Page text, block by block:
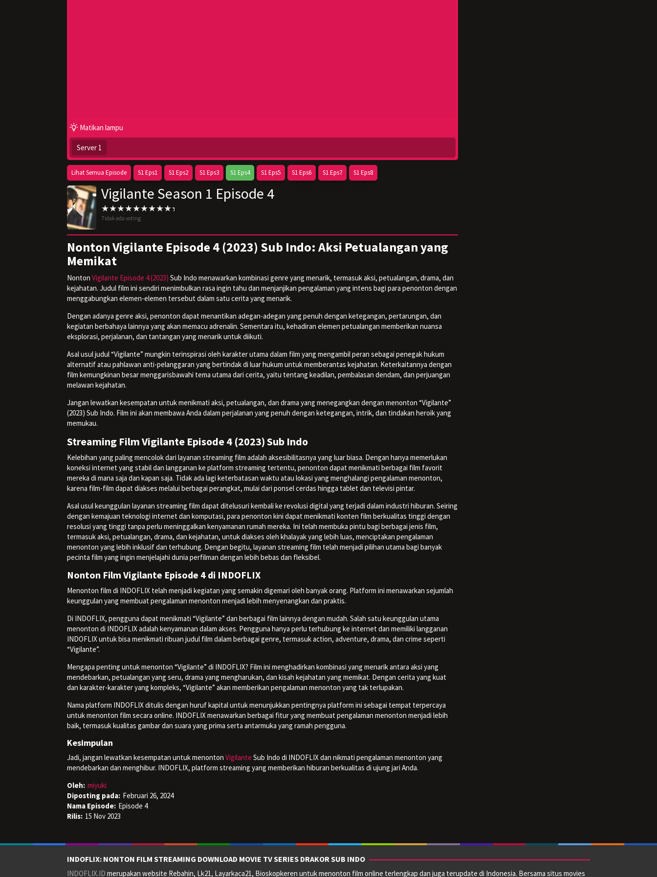
Matikan lampu
Server 1
Lihat Semua Episode S1 Eps1 S1 Eps2 S1 Eps3 S1 Eps4 S1 Eps5 S1 Eps6 S1 Eps7 S1 Eps8
Vigilante Season 1 Episode 4
Tidak ada voting
Nonton Vigilante Episode 4 (2023) Sub Indo: Aksi Petualangan yang
Memikat
Nonton Vigilante Episode 4 (2023) Sub Indo menawarkan kombinasi genre yang menarik, termasuk aksi, petualangan, drama, dan
kejahatan. Judul film ini sendiri menimbulkan rasa ingin tahu dan menjanjikan pengalaman yang intens bagi para penonton dengan
menggabungkan elemen-elemen tersebut dalam satu cerita yang menarik.
Dengan adanya genre aksi, penonton dapat menantikan adegan-adegan yang penuh dengan ketegangan, pertarungan, dan
kegiatan berbahaya lainnya yang akan memacu adrenalin. Sementara itu, kehadiran elemen petualangan memberikan nuansa
eksplorasi, perjalanan, dan tantangan yang menarik untuk diikuti.
Asal usul judul “Vigilante” mungkin terinspirasi oleh karakter utama dalam film yang mengambil peran sebagai penegak hukum
alternatif atau pahlawan anti-pelanggaran yang bertindak di luar hukum untuk memberantas kejahatan. Keterkaitannya dengan
film kemungkinan besar menggarisbawahi tema utama dari cerita, yaitu tentang keadilan, pembalasan dendam, dan perjuangan
melawan kejahatan.
Jangan lewatkan kesempatan untuk menikmati aksi, petualangan, dan drama yang menegangkan dengan menonton “Vigilante”
(2023) Sub Indo. Film ini akan membawa Anda dalam perjalanan yang penuh dengan ketegangan, intrik, dan tindakan heroik yang
memukau.
Streaming Film Vigilante Episode 4 (2023) Sub Indo
Kelebihan yang paling mencolok dari layanan streaming film adalah aksesibilitasnya yang luar biasa. Dengan hanya memerlukan
koneksi internet yang stabil dan langganan ke platform streaming tertentu, penonton dapat menikmati berbagai film favorit
mereka di mana saja dan kapan saja. Tidak ada lagi keterbatasan waktu atau lokasi yang menghalangi pengalaman menonton,
karena film-film dapat diakses melalui berbagai perangkat, mulai dari ponsel cerdas hingga tablet dan televisi pintar.
Asal usul keunggulan layanan streaming film dapat ditelusuri kembali ke revolusi digital yang terjadi dalam industri hiburan. Seiring
dengan kemajuan teknologi internet dan komputasi, para penonton kini dapat menikmati konten film berkualitas tinggi dengan
resolusi yang tinggi tanpa perlu meninggalkan kenyamanan rumah mereka. Ini telah membuka pintu bagi berbagai jenis film,
termasuk aksi, petualangan, drama, dan kejahatan, untuk diakses oleh khalayak yang lebih luas, menciptakan pengalaman
menonton yang lebih inklusif dan terhubung. Dengan begitu, layanan streaming film telah menjadi pilihan utama bagi banyak
pecinta film yang ingin menjelajahi dunia perfilman dengan lebih bebas dan fleksibel.
Nonton Film Vigilante Episode 4 di INDOFLIX
Menonton film di INDOFLIX telah menjadi kegiatan yang semakin digemari oleh banyak orang. Platform ini menawarkan sejumlah
keunggulan yang membuat pengalaman menonton menjadi lebih menyenangkan dan praktis.
Di INDOFLIX, pengguna dapat menikmati “Vigilante” dan berbagai film lainnya dengan mudah. Salah satu keunggulan utama
menonton di INDOFLIX adalah kenyamanan dalam akses. Pengguna hanya perlu terhubung ke internet dan memiliki langganan
INDOFLIX untuk bisa menikmati ribuan judul film dalam berbagai genre, termasuk action, adventure, drama, dan crime seperti
“Vigilante”.
Mengapa penting untuk menonton “Vigilante” di INDOFLIX? Film ini menghadirkan kombinasi yang menarik antara aksi yang
mendebarkan, petualangan yang seru, drama yang mengharukan, dan kisah kejahatan yang memikat. Dengan cerita yang kuat
dan karakter-karakter yang kompleks, “Vigilante” akan memberikan pengalaman menonton yang tak terlupakan.
Nama platform INDOFLIX ditulis dengan huruf kapital untuk menunjukkan pentingnya platform ini sebagai tempat terpercaya
untuk menonton film secara online. INDOFLIX menawarkan berbagai fitur yang membuat pengalaman menonton menjadi lebih
baik, termasuk kualitas gambar dan suara yang prima serta antarmuka yang ramah pengguna.
Kesimpulan
Jadi, jangan lewatkan kesempatan untuk menonton Vigilante Sub Indo di INDOFLIX dan nikmati pengalaman menonton yang
mendebarkan dan menghibur. INDOFLIX, platform streaming yang memberikan hiburan berkualitas di ujung jari Anda.
Oleh: miyuki
Diposting pada: Februari 26, 2024
Nama Episode: Episode 4
Rilis: 15 Nov 2023
INDOFLIX: NONTON FILM STREAMING DOWNLOAD MOVIE TV SERIES DRAKOR SUB INDO
INDOFLIX.ID merupakan website Rebahin, Lk21, Layarkaca21, Bioskopkeren untuk menonton film online terlengkap dan juga terupdate di Indonesia. Bersama situs movies